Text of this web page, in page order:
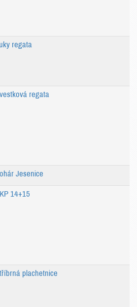
regata
regata
Jesenice
14+15
plachetnice